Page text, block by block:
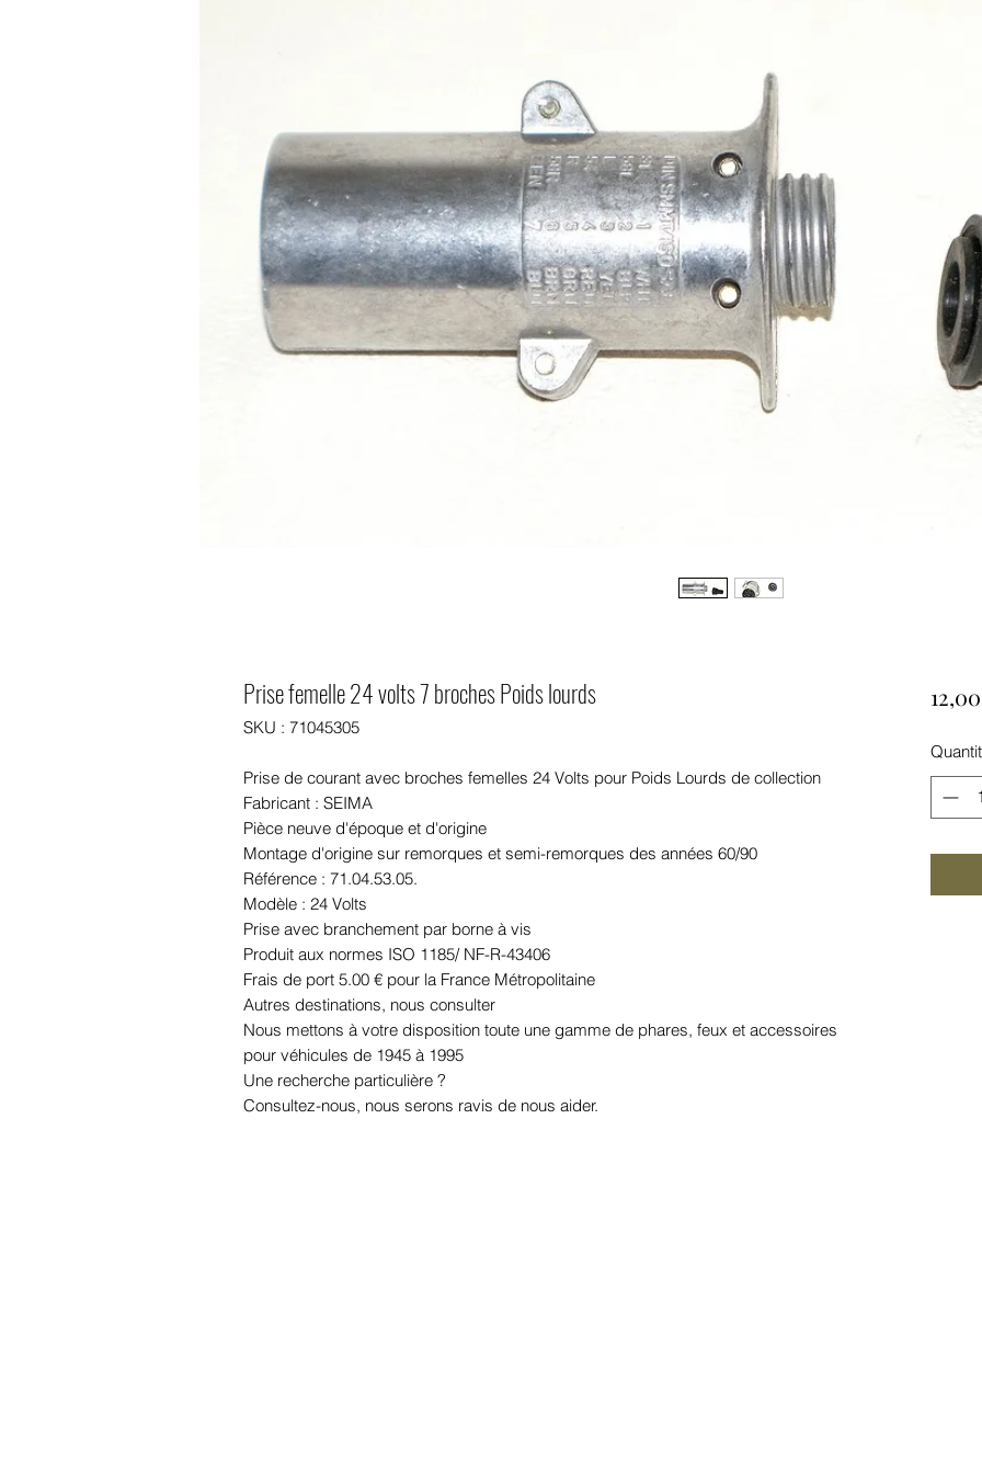
Prise femelle 24 volts 7 broches Poids lourds
SKU : 71045305
Prise de courant avec broches femelles 24 Volts pour Poids Lourds de collection
Fabricant : SEIMA
Pièce neuve d'époque et d'origine
Montage d'origine sur remorques et semi-remorques des années 60/90
Référence : 71.04.53.05.
Modèle : 24 Volts
Prise avec branchement par borne à vis
Produit aux normes ISO 1185/ NF-R-43406
Frais de port 5.00 € pour la France Métropolitaine
Autres destinations, nous consulter
Nous mettons à votre disposition toute une gamme de phares, feux et accessoires
pour véhicules de 1945 à 1995
Une recherche particulière ?
Consultez-nous, nous serons ravis de nous aider.